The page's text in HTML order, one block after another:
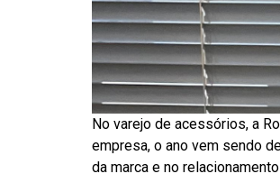
No varejo de acessórios, a
empresa, o ano vem sendo
da marca e no